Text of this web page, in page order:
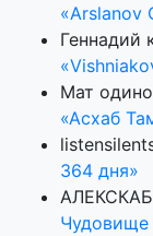
«Arslanov
Геннадий
Мат
«Асхаб
364 дня»